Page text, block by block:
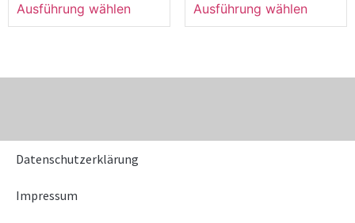
Ausführung wählen Ausführung wählen
Datenschutzerklärung
Impressum